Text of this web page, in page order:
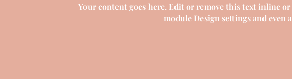
Your content goes here. Edit or remove this text inline
module Design settings and even